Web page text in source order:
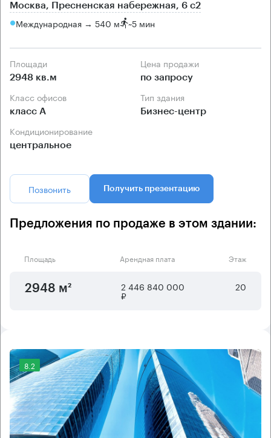
Москва, Пресненская набережная, 6 с2
Международная → 540 м ~5 мин
Площади
2948 кв.м
Цена продажи
по запросу
Класс офисов
класс А
Тип здания
Бизнес-центр
Кондиционирование
центральное
Позвонить Получить презентацию
Предложения по продаже в этом здании:
Площадь Арендная плата Этаж
2948 м² 2 446 840 000
₽
20
8.2